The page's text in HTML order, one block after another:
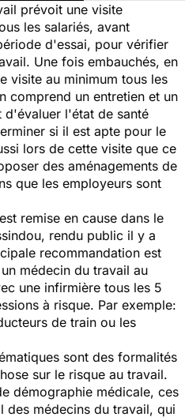
prévoit une visite
les salariés, avant
d'essai, pour vérifier
Une fois embauchés, en
visite au minimum tous les
comprend un entretien et un
d'évaluer l'état de santé
si il est apte pour le
lors de cette visite que ce
des aménagements de
que les employeurs sont
remise en cause dans le
rendu public il y a
recommandation est
médecin du travail au
une infirmière tous les 5
à risque. Par exemple:
de train ou les
sont des formalités
sur le risque au travail.
démographie médicale, ces
des médecins du travail, qui